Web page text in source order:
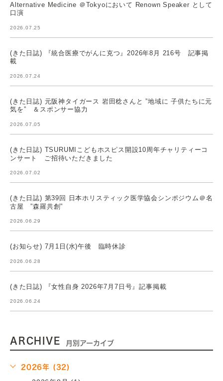
Alternative Medicine ＠Tokyoにおいて Renown Speaker として
口演
2026.07.25
(きた日誌) 『統合医療でがんに克つ』2026年8月 216号 記事掲
載
2026.07.24
(きた日誌) 元阪神タイガース 岩田稔さんと ”地域に 子供たちに元
気を” ＆スポンサー協力
2026.07.05
(きた日誌) TSURUMIこどもホスピス開設10周年チャリティーコ
ンサート ご招待いただきました
2026.07.02
(きた日誌) 第39回 日本ホリスティック医学協会シンポジウム＠名
古屋 ”森羅共創”
2026.06.29
(お知らせ) 7月1日(水)午後 臨時休診
2026.06.28
(きた日誌) 『女性自身 2026年7月7日号』記事掲載
2026.06.24
ARCHIVE 月別アーカイブ
2026年 (32)